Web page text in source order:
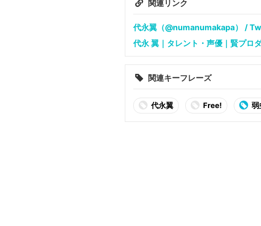
関連リンク
代永翼（@numanumakapa） /
代永 翼｜タレント・声優｜賢プロ
関連キーフレーズ
代永翼 Free! 弱